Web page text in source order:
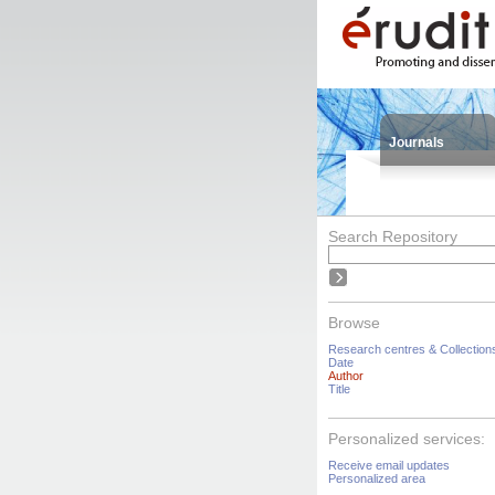
Journals
Search Repository
Browse
Research centres &
Date
Author
Title
Personalized services:
Receive email updates
Personalized area